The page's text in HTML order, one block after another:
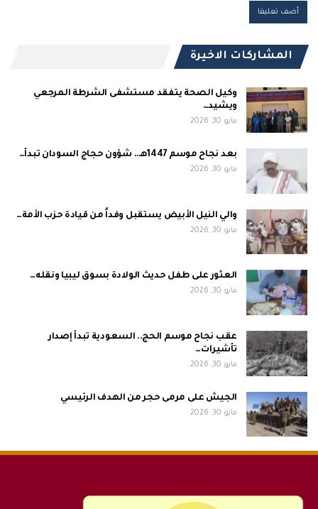
المشاركات الاخيرة
وكيل الصحة يتفقد مستشفى الشرطة المرجعي
ويشيد…
مايو 30, 2026
بعد نجاح موسم 1447هـ.. شؤون حجاج السودان تبدأ…
مايو 30, 2026
والي النيل الأبيض يستقبل وفداً من قيادة حزب الأمة…
مايو 30, 2026
العثور على طفل حديث الولادة بسوق ليبيا ونقله…
مايو 30, 2026
عقب نجاح موسم الحج.. السعودية تبدأ إصدار
تأشيرات…
مايو 30, 2026
الجيش على مرمى حجر من الهدف الرئيسي
مايو 30, 2026